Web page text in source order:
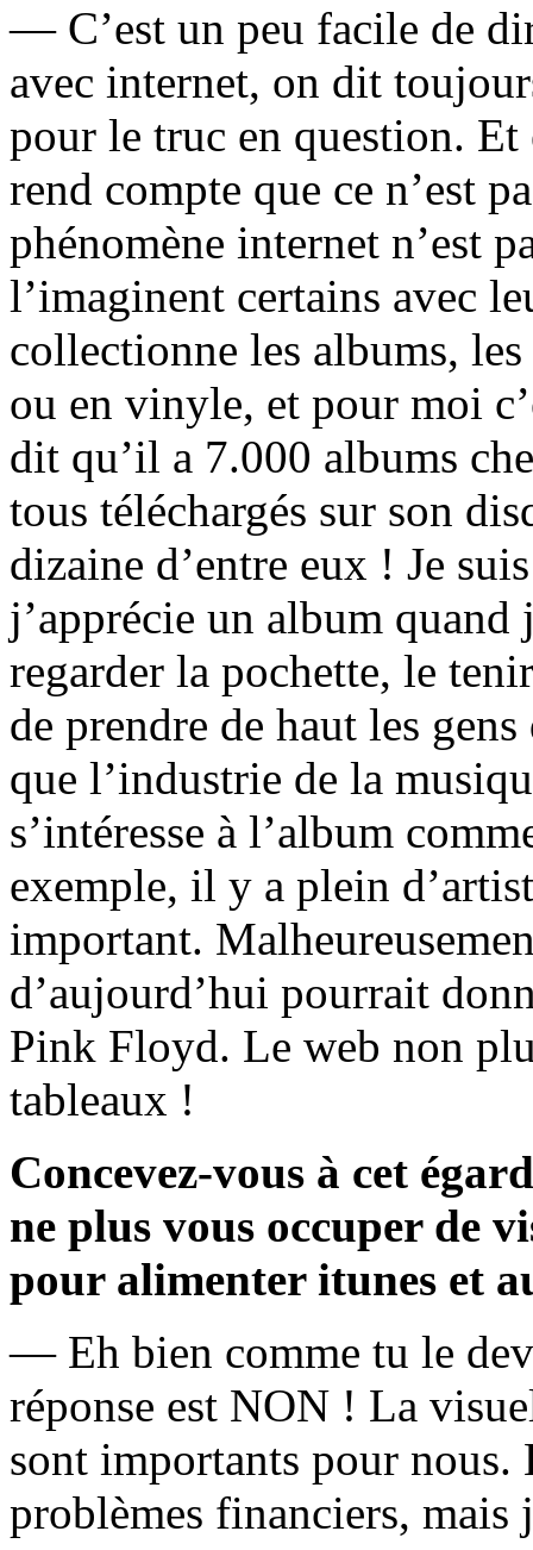
— C’est un peu facile de
avec internet, on dit
pour le truc en question. Et
rend compte que ce n’est
phénomène internet n’est
l’imaginent certains avec
collectionne les albums,
ou en vinyle, et pour moi
dit qu’il a 7.000 albums
tous téléchargés sur son
dizaine d’entre eux ! Je
j’apprécie un album quand
regarder la pochette, le
de prendre de haut les
que l’industrie de la
s’intéresse à l’album
exemple, il y a plein
important.
d’aujourd’hui pourrait
Pink Floyd. Le web non
tableaux !
Concevez-vous à cet
ne plus vous occuper de
pour alimenter itunes et
— Eh bien comme tu le
réponse est NON ! La
sont importants pour nous.
problèmes financiers,